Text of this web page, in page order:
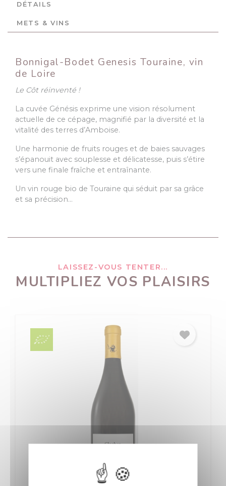
DÉTAILS
METS & VINS
Bonnigal-Bodet Genesis Touraine, vin
de Loire
Le Côt réinventé !
La cuvée Génésis exprime une vision résolument
actuelle de ce cépage, magnifié par la diversité et la
vitalité des terres d’Amboise.
Une harmonie de fruits rouges et de baies sauvages
s’épanouit avec souplesse et délicatesse, puis s’étire
vers une finale fraîche et entraînante.
Un vin rouge bio de Touraine qui séduit par sa grâce
et sa précision...
LAISSEZ-VOUS TENTER...
MULTIPLIEZ VOS PLAISIRS